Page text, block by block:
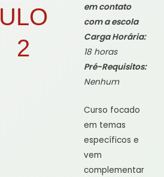
em contato
com a escola
Carga Horária:
18 horas
Pré-Requisitos:
Nenhum
Curso focado
em temas
específicos e
vem
complementar
ULO
2